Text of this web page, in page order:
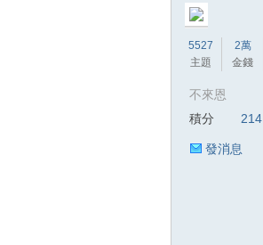
5527
主題
2萬
金錢
不來恩
積分
214
發消息